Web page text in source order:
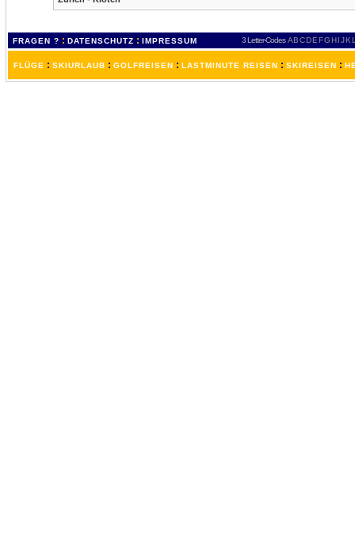
FRAGEN ? : DATENSCHUTZ : IMPRESSUM 3 Letter-Codes ABCDEFGH IJKL
FLÜGE : SKIURLAUB : GOLFREISEN : LASTMINUTE REISEN : SKIREISEN :